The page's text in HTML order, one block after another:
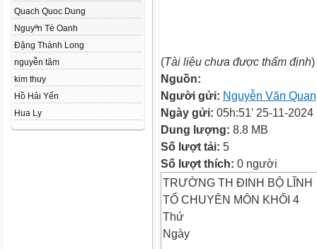
Quach Quoc Dung
Nguyªn Tè Oanh
Đặng Thành Long
nguyễn tâm
kim thuy
Hồ Hải Yến
Hua Ly
(Tài liệu chưa được thẩm định)
Nguồn:
Người gửi: Nguyễn Văn
Ngày gửi: 05h:51' 25-11-2024
Dung lượng: 8.8 MB
Số lượt tải: 5
Số lượt thích: 0 người
TRƯỜNG TH ĐINH BỘ LĨNH
TỔ CHUYÊN MÔN KHỐI 4
Thứ
Ngày